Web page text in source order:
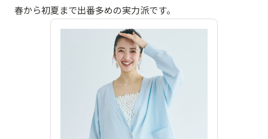
春から初夏まで出番多めの実力派です。